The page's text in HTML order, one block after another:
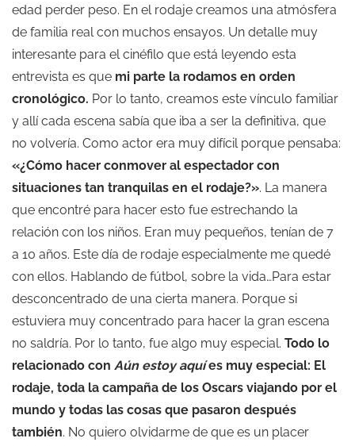
edad perder peso. En el rodaje creamos una atmósfera
de familia real con muchos ensayos. Un detalle muy
interesante para el cinéfilo que está leyendo esta
entrevista es que mi parte la rodamos en orden
cronológico. Por lo tanto, creamos este vínculo familiar
y allí cada escena sabía que iba a ser la definitiva, que
no volvería. Como actor era muy difícil porque pensaba:
«¿Cómo hacer conmover al espectador con
situaciones tan tranquilas en el rodaje?». La manera
que encontré para hacer esto fue estrechando la
relación con los niños. Eran muy pequeños, tenían de 7
a 10 años. Este día de rodaje especialmente me quedé
con ellos. Hablando de fútbol, sobre la vida…Para estar
desconcentrado de una cierta manera. Porque si
estuviera muy concentrado para hacer la gran escena
no saldría. Por lo tanto, fue algo muy especial. Todo lo
relacionado con Aún estoy aquíes muy especial: El
rodaje, toda la campaña de los Oscars viajando por el
mundo y todas las cosas que pasaron después
también. No quiero olvidarme de que es un placer